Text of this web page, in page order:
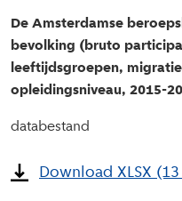
De Amsterdamse
bevolking (bruto
leeftijdsgroepen,
opleidingsniveau, 2015-
databestand
Download XLSX (13